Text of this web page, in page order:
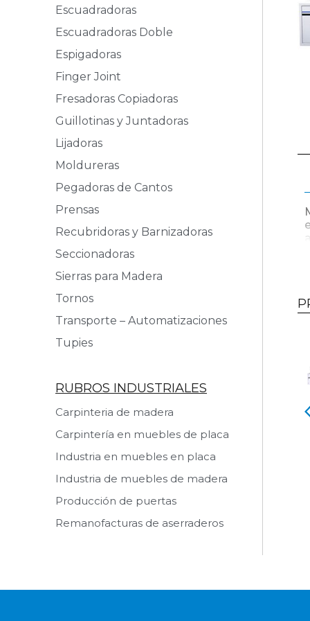
Escuadradoras
Escuadradoras Doble
Espigadoras
Finger Joint
Fresadoras Copiadoras
Guillotinas y Juntadoras
Lijadoras
Moldureras
Pegadoras de Cantos
Prensas
Recubridoras y Barnizadoras
Seccionadoras
Sierras para Madera
Tornos
Transporte – Automatizaciones
Tupies
RUBROS INDUSTRIALES
Carpinteria de madera
Carpintería en muebles de placa
Industria en muebles en placa
Industria de muebles de madera
Producción de puertas
Remanofacturas de aserraderos
de Cantos
IV R LASER T
Pegadora de Cantos
MARZICA KDT
MARATHON IV R D TH
Ver producto